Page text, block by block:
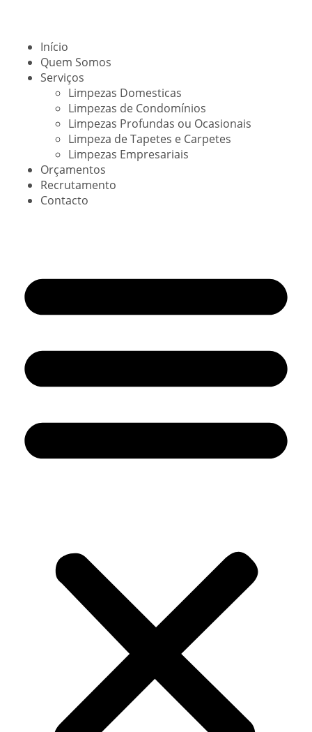
Início
Quem Somos
Serviços
Limpezas Domesticas
Limpezas de Condomínios
Limpezas Profundas ou Ocasionais
Limpeza de Tapetes e Carpetes
Limpezas Empresariais
Orçamentos
Recrutamento
Contacto